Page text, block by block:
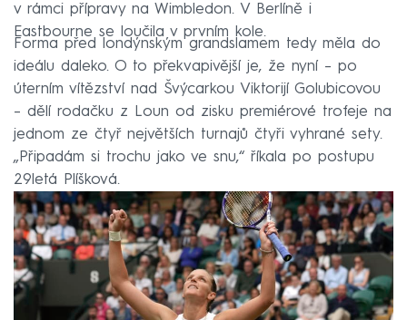
v rámci přípravy na Wimbledon. V Berlíně i
Eastbourne se loučila v prvním kole.
Forma před londýnským grandslamem tedy měla do
ideálu daleko. O to překvapivější je, že nyní – po
úterním vítězství nad Švýcarkou Viktorijí Golubicovou
– dělí rodačku z Loun od zisku premiérové trofeje na
jednom ze čtyř největších turnajů čtyři vyhrané sety.
„Připadám si trochu jako ve snu,“ říkala po postupu
29letá Plíšková.